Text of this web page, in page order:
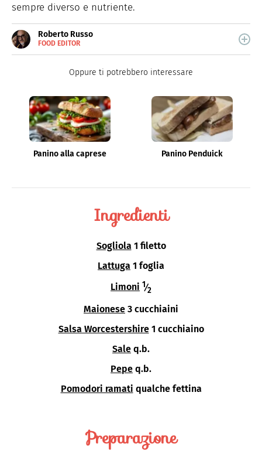
sempre diverso e nutriente.
Roberto Russo
FOOD EDITOR
Roberto Russo unisce la passione per libri e cucina. Ha
Oppure ti potrebbero interessare
Panino alla caprese Panino Penduick
Ingredienti
Sogliola 1 filetto
Lattuga 1 foglia
Limoni 1⁄2
Maionese 3 cucchiaini
Salsa Worcestershire 1 cucchiaino
Sale q.b.
Pepe q.b.
Pomodori ramati qualche fettina
Preparazione